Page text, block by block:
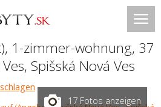
1-zimmer-wohnung, 37
, Spišská Nová Ves
17 Fotos anzeigen